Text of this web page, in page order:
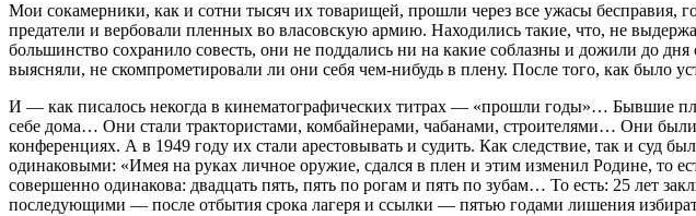
Мои сокамерники, как и сотни тысяч их товарищей, прошли через все ужасы бесправия,
предатели и вербовали пленных во власовскую армию. Находились такие, что, не
большинство сохранило совесть, они не поддались ни на какие соблазны и дожили до
выясняли, не скомпрометировали ли они себя чем-нибудь в плену. После того, как было
И — как писалось некогда в кинематографических титрах — «прошли годы»… Бывшие
себе дома… Они стали трактористами, комбайнерами, чабанами, строителями… Они были
конференциях. А в 1949 году их стали арестовывать и судить. Как следствие, так и суд
одинаковыми: «Имея на руках личное оружие, сдался в плен и этим изменил Родине, то
совершенно одинакова: двадцать пять, пять по рогам и пять по зубам… То есть: 25 лет
последующими — после отбытия срока лагеря и ссылки — пятью годами лишения